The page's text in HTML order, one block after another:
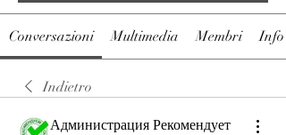
Conversazioni Multimedia Membri Info
Indietro
Администрация Рекомендует